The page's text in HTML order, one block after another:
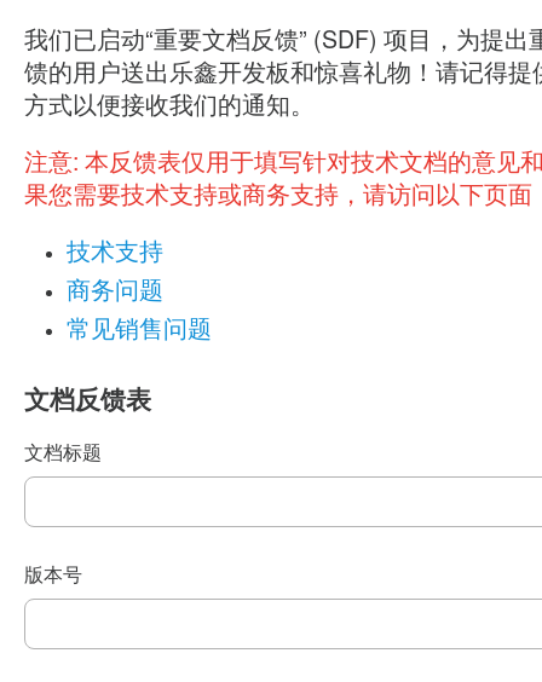
我们已启动“重要文档反馈” (SDF) 项目，为提出
馈的用户送出乐鑫开发板和惊喜礼物！请记得提
方式以便接收我们的通知。
注意: 本反馈表仅用于填写针对技术文档的意见
果您需要技术支持或商务支持，请访问以下页面
技术支持
商务问题
常见销售问题
文档反馈表
文档标题
版本号